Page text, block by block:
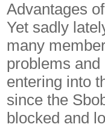
Advantages
Yet sadly
many
problems
entering into
since the
blocked and